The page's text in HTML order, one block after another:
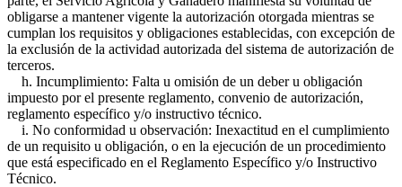
obligarse a mantener vigente la autorización otorgada mientras se
cumplan los requisitos y obligaciones establecidas, con excepción de
la exclusión de la actividad autorizada del sistema de autorización de
terceros.
h. Incumplimiento: Falta u omisión de un deber u obligación
impuesto por el presente reglamento, convenio de autorización,
reglamento específico y/o instructivo técnico.
i. No conformidad u observación: Inexactitud en el cumplimiento
de un requisito u obligación, o en la ejecución de un procedimiento
que está especificado en el Reglamento Específico y/o Instructivo
Técnico.